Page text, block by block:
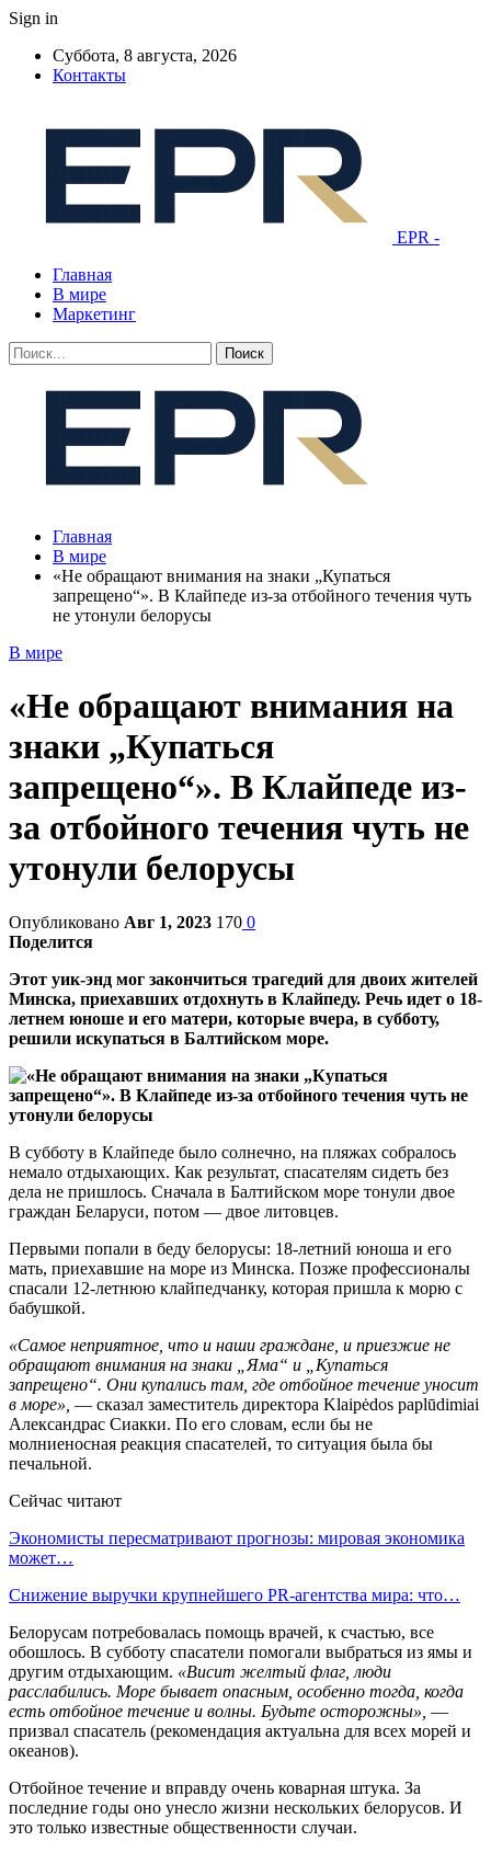
Sign in
Суббота, 8 августа, 2026
Контакты
EPR -
Главная
В мире
Маркетинг
Главная
В мире
«Не обращают внимания на знаки „Купаться
запрещено“». В Клайпеде из-за отбойного течения чуть
не утонули белорусы
В мире
«Не обращают внимания на
знаки „Купаться
запрещено“». В Клайпеде из-
за отбойного течения чуть не
утонули белорусы
Опубликовано Авг 1, 2023 170 0
Поделится
Этот уик-энд мог закончиться трагедий для двоих жителей
Минска, приехавших отдохнуть в Клайпеду. Речь идет о 18-
летнем юноше и его матери, которые вчера, в субботу,
решили искупаться в Балтийском море.
В субботу в Клайпеде было солнечно, на пляжах собралось
немало отдыхающих. Как результат, спасателям сидеть без
дела не пришлось. Сначала в Балтийском море тонули двое
граждан Беларуси, потом — двое литовцев.
Первыми попали в беду белорусы: 18-летний юноша и его
мать, приехавшие на море из Минска. Позже профессионалы
спасали 12-летнюю клайпедчанку, которая пришла к морю с
бабушкой.
«Самое неприятное, что и наши граждане, и приезжие не
обращают внимания на знаки „Яма“ и „Купаться
запрещено“. Они купались там, где отбойное течение уносит
в море», — сказал заместитель директора Klaipėdos paplūdimiai
Александрас Сиакки. По его словам, если бы не
молниеносная реакция спасателей, то ситуация была бы
печальной.
Сейчас читают
Экономисты пересматривают прогнозы: мировая экономика
может…
Снижение выручки крупнейшего PR-агентства мира: что…
Белорусам потребовалась помощь врачей, к счастью, все
обошлось. В субботу спасатели помогали выбраться из ямы и
другим отдыхающим. «Висит желтый флаг, люди
расслабились. Море бывает опасным, особенно тогда, когда
есть отбойное течение и волны. Будьте осторожны», —
призвал спасатель (рекомендация актуальна для всех морей и
океанов).
Отбойное течение и вправду очень коварная штука. За
последние годы оно унесло жизни нескольких белорусов. И
это только известные общественности случаи.